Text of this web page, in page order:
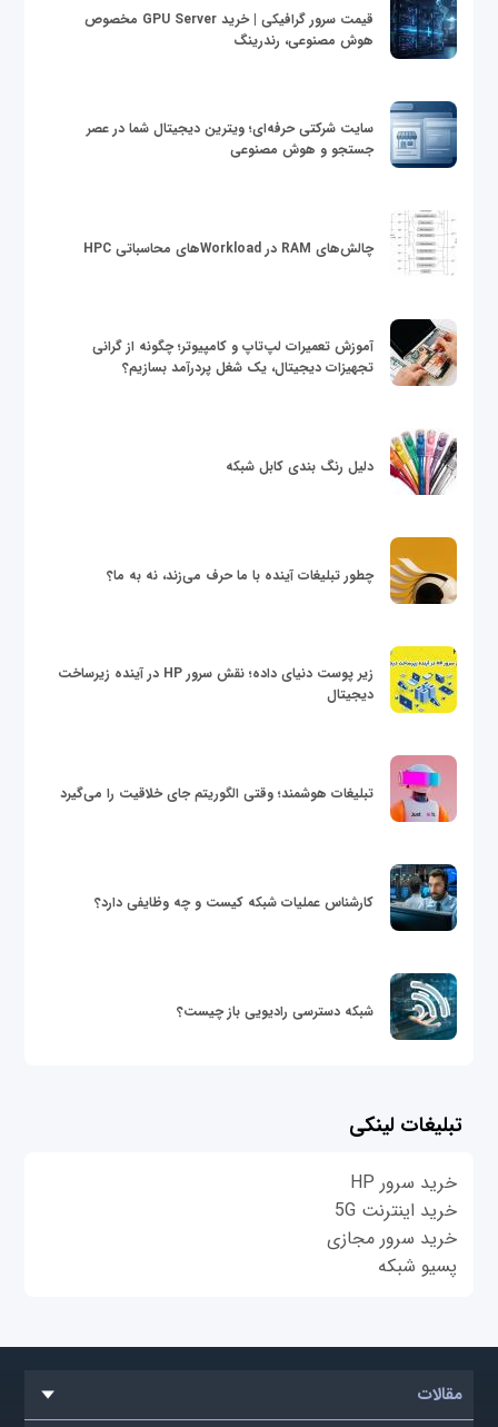
قیمت سرور گرافیکی | خرید GPU Server مخصوص
هوش مصنوعی، رندرینگ
سایت شرکتی حرفه‌ای؛ ویترین دیجیتال شما در عصر
جستجو و هوش مصنوعی
چالش‌های RAM در Workloadهای محاسباتی HPC
آموزش تعمیرات لپ‌تاپ و کامپیوتر؛ چگونه از گرانی
تجهیزات دیجیتال، یک شغل پردرآمد بسازیم؟
دلیل رنگ بندی کابل شبکه
چطور تبلیغات آینده با ما حرف می‌زند، نه به ما؟
زیر پوست دنیای داده؛ نقش سرور HP در آینده زیرساخت
دیجیتال
تبلیغات هوشمند؛ وقتی الگوریتم جای خلاقیت را می‌گیرد
کارشناس عملیات شبکه کیست و چه وظایفی دارد؟
شبکه دسترسی رادیویی باز چیست؟
تبلیغات لینکی
خرید سرور HP
خرید اینترنت 5G
خرید سرور مجازی
پسیو شبکه
مقالات